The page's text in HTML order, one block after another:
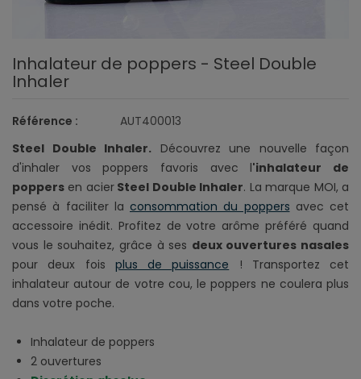
Inhalateur de poppers - Steel Double
Inhaler
Référence :
AUT400013
Steel Double Inhaler. Découvrez une nouvelle façon
d'inhaler vos poppers favoris avec l'inhalateur de
poppers en acierSteel Double Inhaler. La marque MOI, a
pensé à faciliter la consommation du poppers avec cet
accessoire inédit. Profitez de votre arôme préféré quand
vous le souhaitez, grâce à ses deux ouvertures nasales
pour deux fois plus de puissance ! Transportez cet
inhalateur autour de votre cou, le poppers ne coulera plus
dans votre poche.
Inhalateur de poppers
2 ouvertures